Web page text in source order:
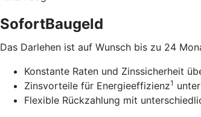
SofortBaugeld
Das Darlehen ist auf Wunsch bis zu 24
Konstante Raten und Zinssicherheit
Zinsvorteile für Energieeffizienz1
Flexible Rückzahlung mit